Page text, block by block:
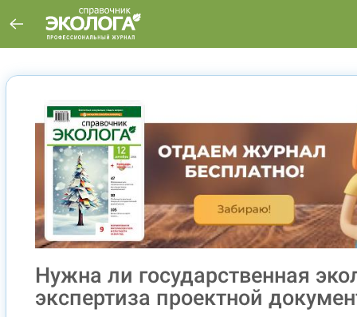
Нужна ли государственная
экспертиза проектной